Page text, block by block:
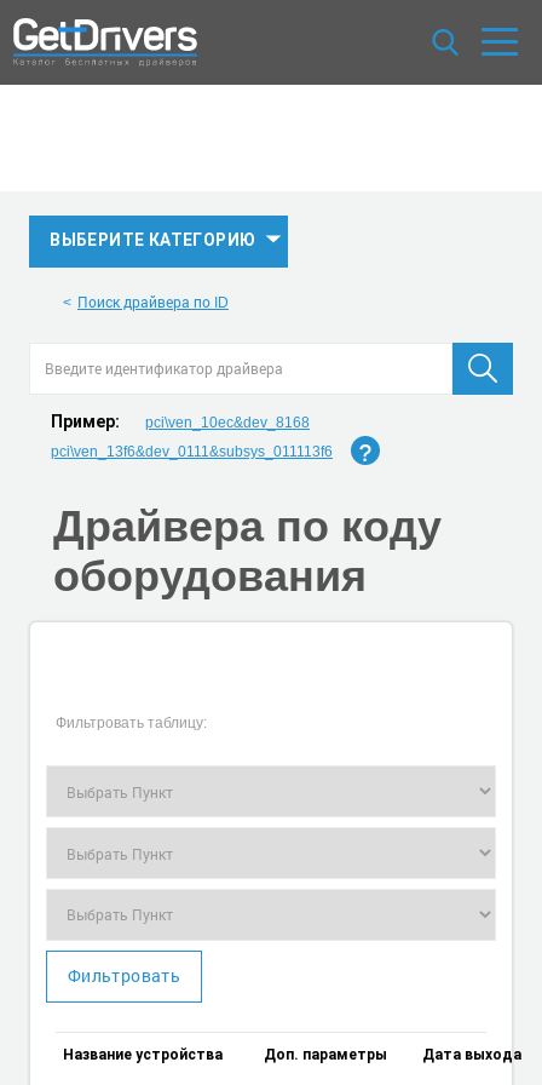
ВЫБЕРИТЕ КАТЕГОРИЮ
Поиск драйвера по ID
Пример:
pci\ven_10ec&dev_8168
pci\ven_13f6&dev_0111&subsys_011113f6
Драйвера по коду
оборудования
Фильтровать таблицу:
Фильтровать
Название устройства Доп. параметры Дата выхода